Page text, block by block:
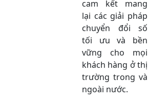
cam kết mang
lại các giải pháp
chuyển đổi số
tối ưu và bền
vững cho mọi
khách hàng ở thị
trường trong và
ngoài nước.